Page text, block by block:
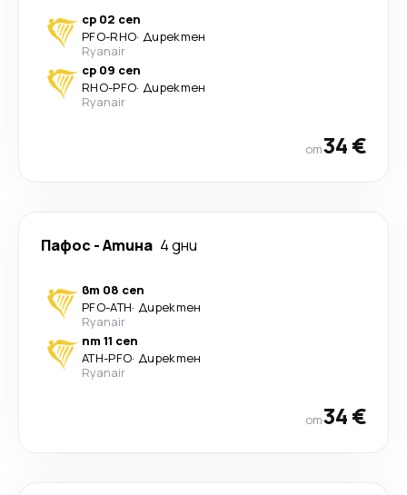
ср 02 сеп
PFO-RHO· Директен
Ryanair
ср 09 сеп
RHO-PFO· Директен
Ryanair
от34 €
Пафос -Атина 4 дни
вт 08 сеп
PFO-ATH· Директен
Ryanair
пт 11 сеп
ATH-PFO· Директен
Ryanair
от34 €